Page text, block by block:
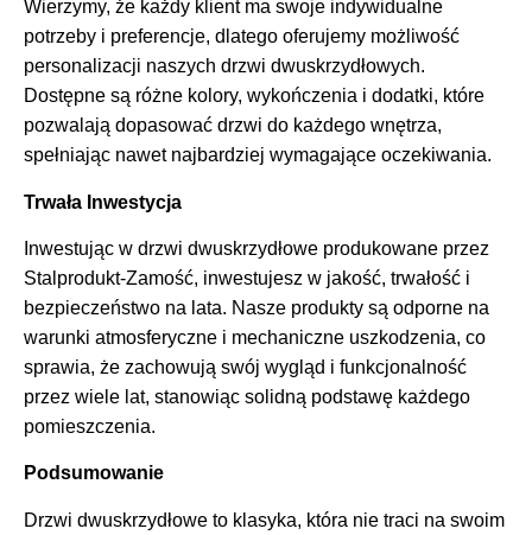
Wierzymy, że każdy klient ma swoje indywidualne
potrzeby i preferencje, dlatego oferujemy możliwość
personalizacji naszych drzwi dwuskrzydłowych.
Dostępne są różne kolory, wykończenia i dodatki, które
pozwalają dopasować drzwi do każdego wnętrza,
spełniając nawet najbardziej wymagające oczekiwania.
Trwała Inwestycja
Inwestując w drzwi dwuskrzydłowe produkowane przez
Stalprodukt-Zamość, inwestujesz w jakość, trwałość i
bezpieczeństwo na lata. Nasze produkty są odporne na
warunki atmosferyczne i mechaniczne uszkodzenia, co
sprawia, że zachowują swój wygląd i funkcjonalność
przez wiele lat, stanowiąc solidną podstawę każdego
pomieszczenia.
Podsumowanie
Drzwi dwuskrzydłowe to klasyka, która nie traci na swoim